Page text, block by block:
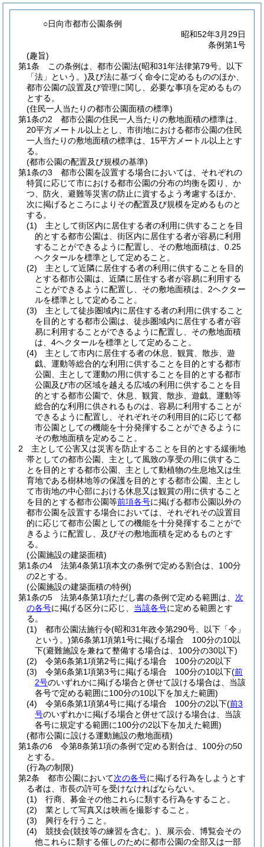
○日向市都市公園条例
昭和52年3月29日
条例第1号
(趣旨)
第1条
この条例は、都市公園法(昭和31年法律第79号。以下
「法」という。)及び法に基づく命令に定めるもののほか、
都市公園の設置及び管理に関し、必要な事項を定めるもの
とする。
(住民一人当たりの都市公園面積の標準)
第1条の2
都市公園の住民一人当たりの敷地面積の標準は、
20平方メートル以上とし、市街地における都市公園の住民
一人当たりの敷地面積の標準は、15平方メートル以上とす
る。
(都市公園の配置及び規模の基準)
第1条の3
都市公園を設置する場合においては、それぞれの
特質に応じて市における都市公園の分布の均衡を図り、か
つ、防火、避難等災害の防止に資するよう考慮するほか、
次に掲げるところによりその配置及び規模を定めるものと
する。
(1)
主として街区内に居住する者の利用に供することを目
的とする都市公園は、街区内に居住する者が容易に利用
することができるように配置し、その敷地面積は、0.25
ヘクタールを標準として定めること。
(2)
主として近隣に居住する者の利用に供することを目的
とする都市公園は、近隣に居住する者が容易に利用する
ことができるように配置し、その敷地面積は、2ヘクター
ルを標準として定めること。
(3)
主として徒歩圏域内に居住する者の利用に供すること
を目的とする都市公園は、徒歩圏域内に居住する者が容
易に利用することができるように配置し、その敷地面積
は、4ヘクタールを標準として定めること。
(4)
主として市内に居住する者の休息、観賞、散歩、遊
戯、運動等総合的な利用に供することを目的とする都市
公園、主として運動の用に供することを目的とする都市
公園及び市の区域を越える広域の利用に供することを目
的とする都市公園で、休息、観賞、散歩、遊戯、運動等
総合的な利用に供されるものは、容易に利用することが
できるように配置し、それぞれその利用目的に応じて都
市公園としての機能を十分発揮することができるように
その敷地面積を定めること。
2
主として公害又は災害を防止することを目的とする緩衝地
帯としての都市公園、主として風致の享受の用に供するこ
とを目的とする都市公園、主として動植物の生息地又は生
育地である樹林地等の保護を目的とする都市公園、主とし
て市街地の中心部における休息又は観賞の用に供すること
を目的とする都市公園等前項各号に掲げる都市公園以外の
都市公園を設置する場合においては、それぞれその設置目
的に応じて都市公園としての機能を十分発揮することがで
きるように配置し、及びその敷地面積を定めるものとす
る。
(公園施設の建築面積)
第1条の4
法第4条第1項本文の条例で定める割合は、100分
の2とする。
(公園施設の建築面積の特例)
第1条の5
法第4条第1項ただし書の条例で定める範囲は、 次
の各号に掲げる区分に応じ、 当該各号に定める範囲とす
る。
(1)
都市公園法施行令(昭和31年政令第290号。以下「令」
という。)第6条第1項第1号に掲げる場合 100分の10以
下(避難施設を兼ねて整備する場合は、100分の30以下)
(2)
令第6条第1項第2号に掲げる場合 100分の20以下
(3)
令第6条第1項第3号に掲げる場合 100分の10以下(前
2号のいずれかに掲げる場合と併せて設ける場合は、当該
各号で定める範囲に100分の10以下を加えた範囲)
(4)
令第6条第1項第4号に掲げる場合 100分の2以下(前3
号のいずれかに掲げる場合と併せて設ける場合は、当該
各号に規定する範囲に100分の2以下を加えた範囲)
(都市公園に設ける運動施設の敷地面積)
第1条の6
令第8条第1項の条例で定める割合は、100分の50
とする。
(行為の制限)
第2条
都市公園において次の各号に掲げる行為をしようとす
る者は、市長の許可を受けなければならない。
(1)
行商、募金その他これらに類する行為をすること。
(2)
業として写真又は映画を撮影すること。
(3)
興行を行うこと。
(4)
競技会(競技等の練習を含む。) 、展示会、博覧会その
他これらに類する催しのために都市公園の全部又は一部